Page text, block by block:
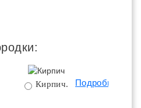
Кирпич. Подробнее